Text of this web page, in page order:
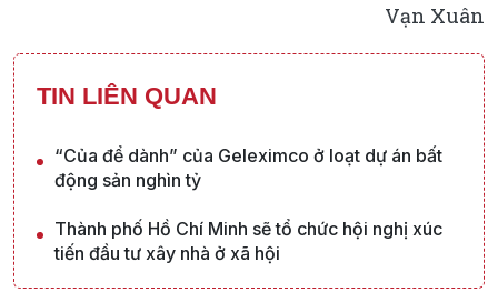
Vạn Xuân
TIN LIÊN QUAN
“Của để dành” của Geleximco ở loạt dự án bất
động sản nghìn tỷ
Thành phố Hồ Chí Minh sẽ tổ chức hội nghị xúc
tiến đầu tư xây nhà ở xã hội